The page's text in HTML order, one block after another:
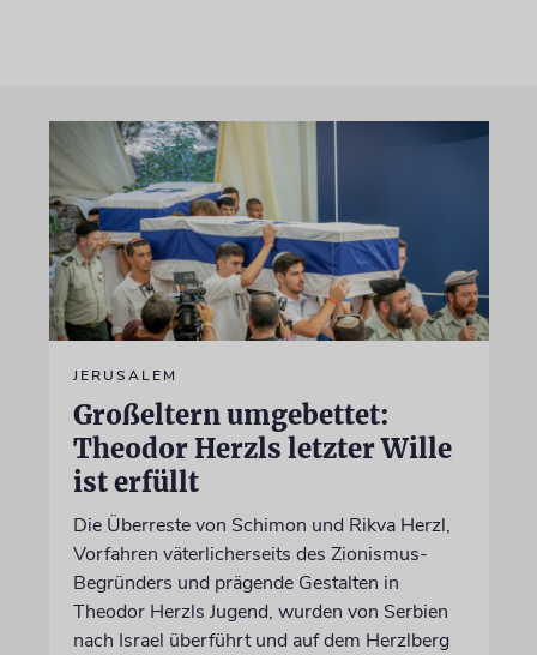
JERUSALEM
Großeltern umgebettet:
Theodor Herzls letzter Wille
ist erfüllt
Die Überreste von Schimon und Rikva Herzl,
Vorfahren väterlicherseits des Zionismus-
Begründers und prägende Gestalten in
Theodor Herzls Jugend, wurden von Serbien
nach Israel überführt und auf dem Herzlberg